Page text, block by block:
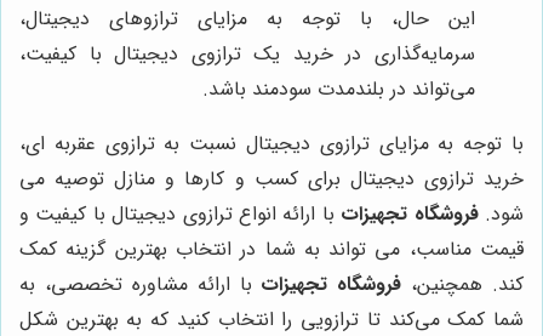
این حال، با توجه به مزایای ترازوهای دیجیتال،
سرمایه‌گذاری در خرید یک ترازوی دیجیتال با کیفیت،
می‌تواند در بلندمدت سودمند باشد.
با توجه به مزایای ترازوی دیجیتال نسبت به ترازوی عقربه ای،
خرید ترازوی دیجیتال برای کسب و کارها و منازل توصیه می
شود.فروشگاه تجهیزات با ارائه انواع ترازوی دیجیتال با کیفیت و
قیمت مناسب، می تواند به شما در انتخاب بهترین گزینه کمک
کند. همچنین، فروشگاه تجهیزات با ارائه مشاوره تخصصی، به
شما کمک می‌کند تا ترازویی را انتخاب کنید که به بهترین شکل